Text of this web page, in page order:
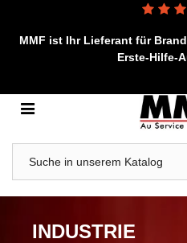
MMF ist Ihr Lieferant für
Erste-Hilfe-
INDUSTRIE